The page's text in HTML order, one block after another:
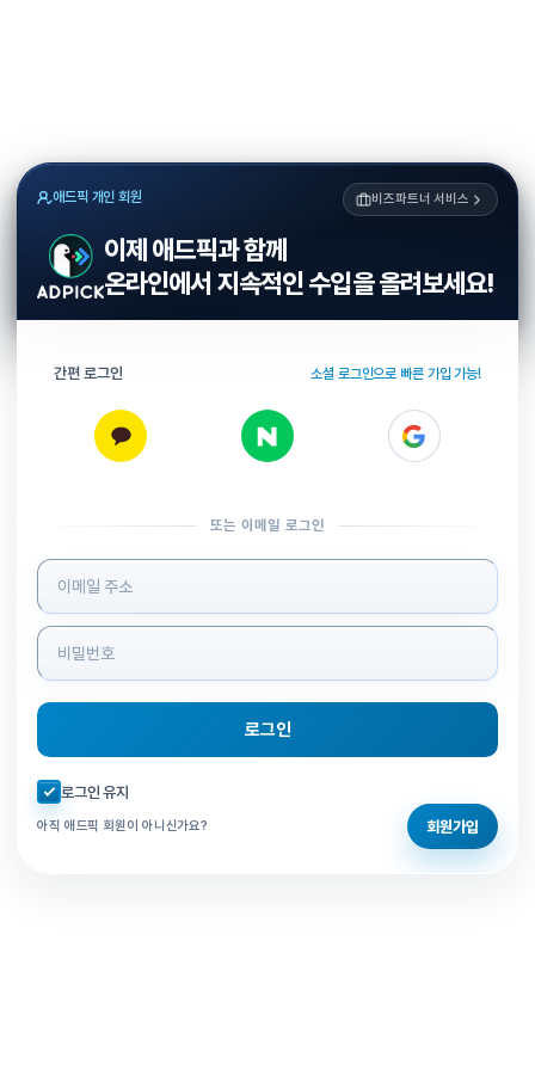
애드픽 개인 회원 비즈파트너 서비스
이제 애드픽과 함께
온라인에서 지속적인 수입을 올려보세요!
간편 로그인 소셜 로그인으로 빠른 가입 가능!
또는 이메일 로그인
로그인 정보 입력
로그인
자동로그인 체크
로그인 유지
아직 애드픽 회원이 아니신가요? 회원가입